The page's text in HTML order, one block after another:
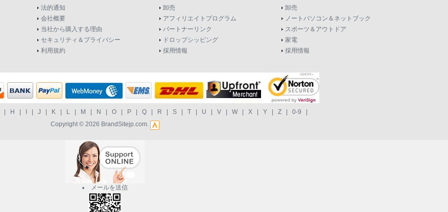
法的通知
会社概要
当社から購入する理由
セキュリティ＆プライバシー
利用規約
卸売
アフィリエイトプログラム
パートナーリンク
ドロップシッピング
採用情報
卸売
ノートパソコン＆ネットブック
スポーツ＆アウトドア
家電
採用情報
H J K L M N O P Q R S T U V W X Y Z 0-9
Copyright © 2026 BrandSitejp.com.
メールを送信